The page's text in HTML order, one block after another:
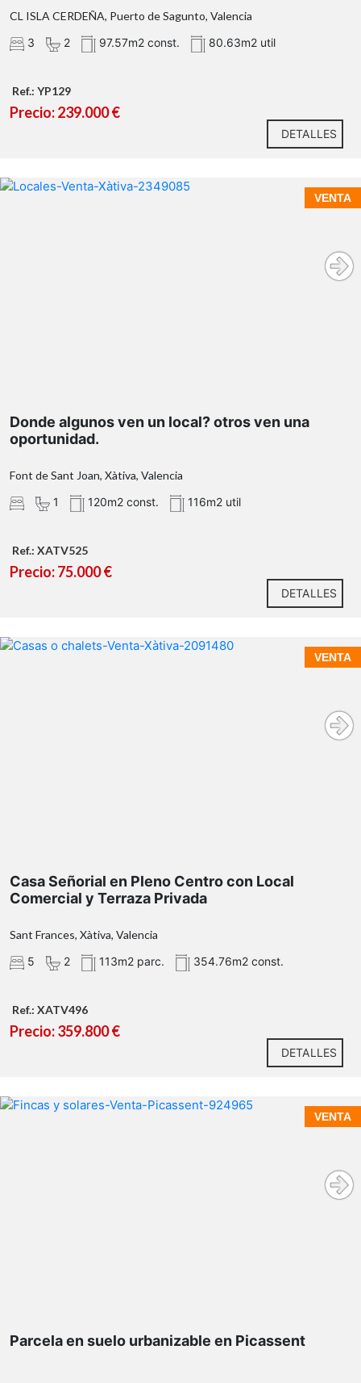
2 baños completos: uno con ducha y otro con
bañera
Cocina independiente completamente nueva, a
Patio interior que aporta ventilación y espacio
Amplio balcón con vistas laterales al mar
proximidad al mar
CL ISLA CERDEÑA, Puerto de Sagunto, Valencia
3
2 97.57m2 const. 80.63m2 util
Ref.: YP129
Precio: 239.000 €
DETALLES
VENTA
Donde algunos ven un local? otros ven una
oportunidad.
Font de Sant Joan, Xàtiva, Valencia
1
120m2 const. 116m2 util
Ref.: XATV525
Precio: 75.000 €
DETALLES
VENTA
Casa Señorial en Pleno Centro con Local
Comercial y Terraza Privada
Sant Frances, Xàtiva, Valencia
5
2 113m2 parc. 354.76m2 const.
Ref.: XATV496
Precio: 359.800 €
DETALLES
VENTA
Parcela en suelo urbanizable en Picassent